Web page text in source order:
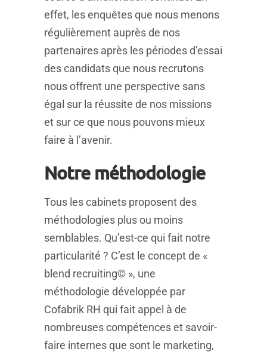
effet, les enquêtes que nous menons
régulièrement auprès de nos
partenaires après les périodes d’essai
des candidats que nous recrutons
nous offrent une perspective sans
égal sur la réussite de nos missions
et sur ce que nous pouvons mieux
faire à l’avenir.
Notre méthodologie
Tous les cabinets proposent des
méthodologies plus ou moins
semblables. Qu’est-ce qui fait notre
particularité ? C’est le concept de «
blend recruiting© », une
méthodologie développée par
Cofabrik RH qui fait appel à de
nombreuses compétences et savoir-
faire internes que sont le marketing,